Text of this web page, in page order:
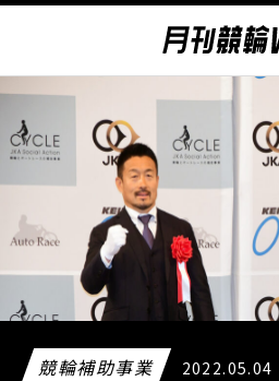
競輪補助事業 2022.05.04